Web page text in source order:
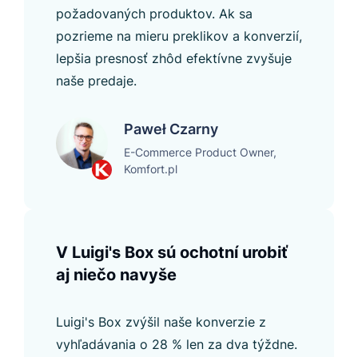
požadovaných produktov. Ak sa
pozrieme na mieru preklikov a konverzií,
lepšia presnosť zhôd efektívne zvyšuje
naše predaje.
Paweł Czarny
E-Commerce Product Owner,
Komfort.pl
V Luigi's Box sú ochotní urobiť
aj niečo navyše
Luigi's Box zvýšil naše konverzie z
vyhľadávania o 28 % len za dva týždne.